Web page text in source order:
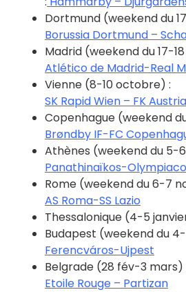
Dortmund (weekend du
Borussia Dortmund –
Madrid (weekend du 17-
Atlético de Madrid-Real
Vienne (8-10 octobre) :
SK Rapid Wien – FK
Copenhague (weekend
Brøndby IF-FC
Athènes (weekend du 5-
Panathinaïkos-
Rome (weekend du 6-7
AS Roma-SS Lazio
Thessalonique (4-5
Budapest (weekend du
Ferencváros-Ujpest
Belgrade (28 fév-3 mars)
Etoile Rouge – Partizan